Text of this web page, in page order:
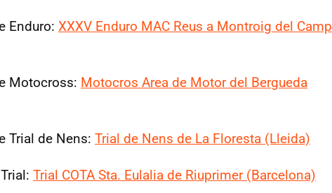
Enduro: XXXV Enduro MAC Reus a Montroig del Camp
Motocross: Motocros Area de Motor del Bergueda
Trial de Nens: Trial de Nens de La Floresta (Lleida)
Trial COTA Sta. Eulalia de Riuprimer (Barcelona)